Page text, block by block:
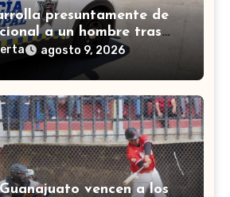
presuntamente de
a un hombre tras
agosto 9, 2026
vencen a los